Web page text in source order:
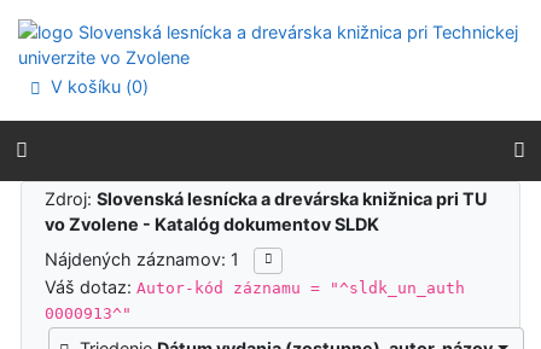
Prejsť na menu
Prehlásenie o webovej prístupnosti
V košíku (0)
Výsledky vyhľadávania
Zdroj:Slovenská lesnícka a drevárska knižnica pri TU
vo Zvolene - Katalóg dokumentov SLDK
Nájdených záznamov: 1
Váš dotaz:Autor-kód záznamu = "^sldk_un_auth
0000913^"